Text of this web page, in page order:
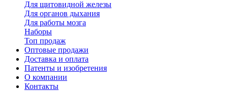
Для щитовидной железы
Для органов дыхания
Для работы мозга
Наборы
Топ продаж
Оптовые продажи
Доставка и оплата
Патенты и изобретения
О компании
Контакты